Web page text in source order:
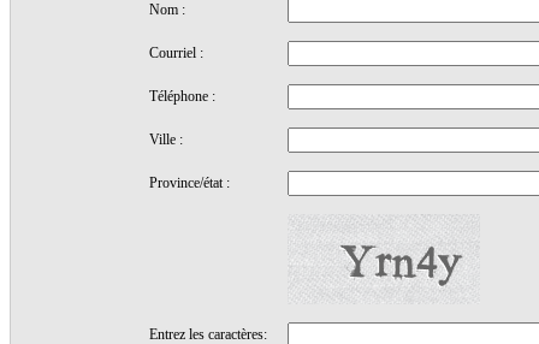
Nom :
Courriel :
Téléphone :
Ville :
Province/état :
Entrez les caractères: